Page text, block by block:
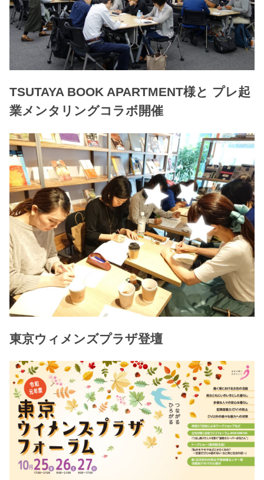
TSUTAYA BOOK APARTMENT様と プレ起
業メンタリングコラボ開催
東京ウィメンズプラザ登壇